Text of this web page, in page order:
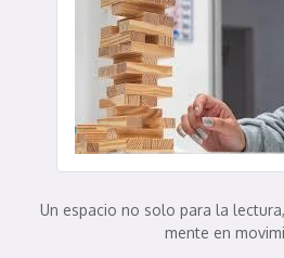
Un espacio no solo para la
mente en